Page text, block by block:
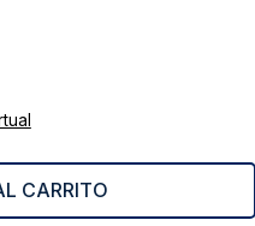
CARRITO